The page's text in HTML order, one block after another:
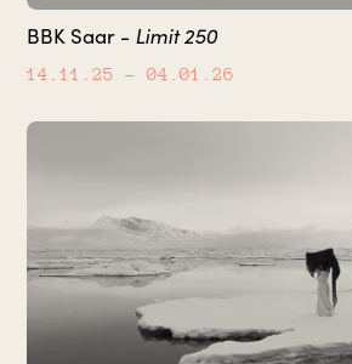
BBK Saar - Limit 250
14.11.25 – 04.01.26